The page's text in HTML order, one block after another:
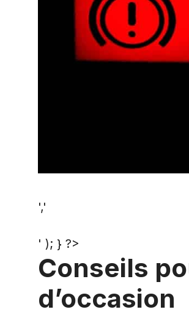
','
' ); } ?>
Conseils
d’occasion